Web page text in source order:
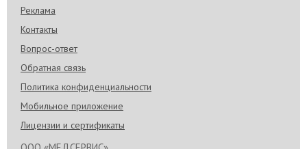
Реклама
Контакты
Вопрос-ответ
Обратная связь
Политика конфиденциальности
Мобильное приложение
Лицензии и сертификаты